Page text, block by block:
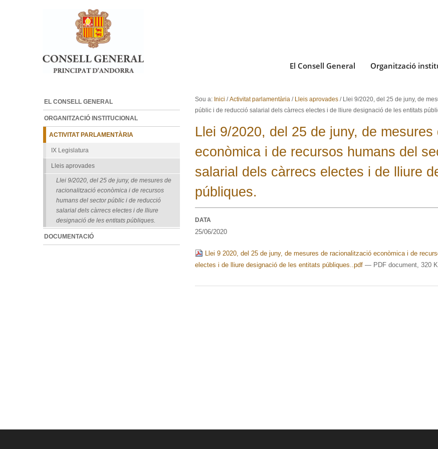
Ves al contingut.
Salta a la navegació
El Consell General Organització
Sou a: Inici /Activitat parlamentària / Lleis aprovades / Llei 9/2020, del 25 de juny, de
públic i de reducció salarial dels càrrecs electes i de lliure designació de les entitats
Llei 9/2020, del 25 de juny, de
econòmica i de recursos humans del
salarial dels càrrecs electes i de lliure
públiques.
DATA
25/06/2020
Llei 9 2020, del 25 de juny, de mesures de racionalització econòmica i de
electes i de lliure designació de les entitats públiques..pdf — PDF document, 320
EL CONSELL GENERAL
ORGANITZACIÓ INSTITUCIONAL
ACTIVITAT PARLAMENTÀRIA
IX Legislatura
Lleis aprovades
Llei 9/2020, del 25 de juny, de mesures de
racionalització econòmica i de recursos
humans del sector públic i de reducció
salarial dels càrrecs electes i de lliure
designació de les entitats públiques.
DOCUMENTACIÓ